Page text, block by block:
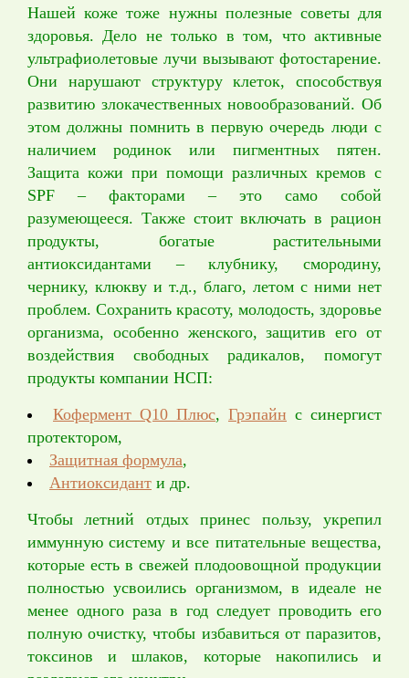
Нашей коже тоже нужны полезные советы для
здоровья. Дело не только в том, что активные
ультрафиолетовые лучи вызывают фотостарение.
Они нарушают структуру клеток, способствуя
развитию злокачественных новообразований. Об
этом должны помнить в первую очередь люди с
наличием родинок или пигментных пятен.
Защита кожи при помощи различных кремов с
SPF – факторами – это само собой
разумеющееся. Также стоит включать в рацион
продукты, богатые растительными
антиоксидантами – клубнику, смородину,
чернику, клюкву и т.д., благо, летом с ними нет
проблем. Сохранить красоту, молодость, здоровье
организма, особенно женского, защитив его от
воздействия свободных радикалов, помогут
продукты компании НСП:
Кофермент Q10 Плюс, Грэпайн с синергист
протектором,
Защитная формула,
Антиоксидант и др.
Чтобы летний отдых принес пользу, укрепил
иммунную систему и все питательные вещества,
которые есть в свежей плодоовощной продукции
полностью усвоились организмом, в идеале не
менее одного раза в год следует проводить его
полную очистку, чтобы избавиться от паразитов,
токсинов и шлаков, которые накопились и